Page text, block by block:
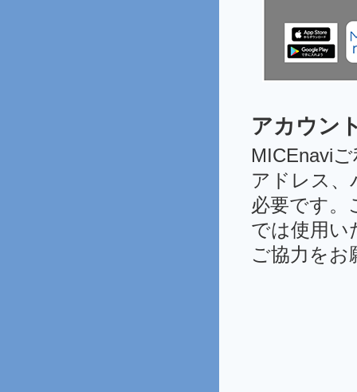
アカウン
MICEnavi
アドレス、
必要です。
では使用い
ご協力をお